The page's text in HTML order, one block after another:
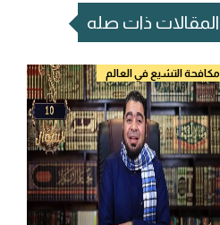
المقالات ذات صله
مكافحة التشيع في العالم